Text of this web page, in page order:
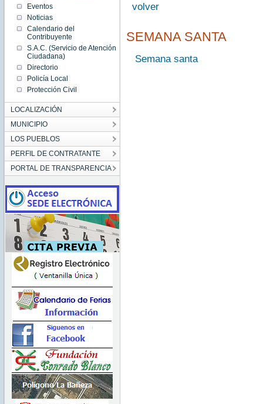
Eventos
Noticias
Calendario del
Contribuyente
S.A.C. (Servicio de Atención
Ciudadana)
Directorio
Policía Local
Protección Civil
LOCALIZACIÓN
MUNICIPIO
LOS PUEBLOS
PERFIL DE CONTRATANTE
PORTAL DE TRANSPARENCIA
volver
SEMANA SANTA
Semana santa